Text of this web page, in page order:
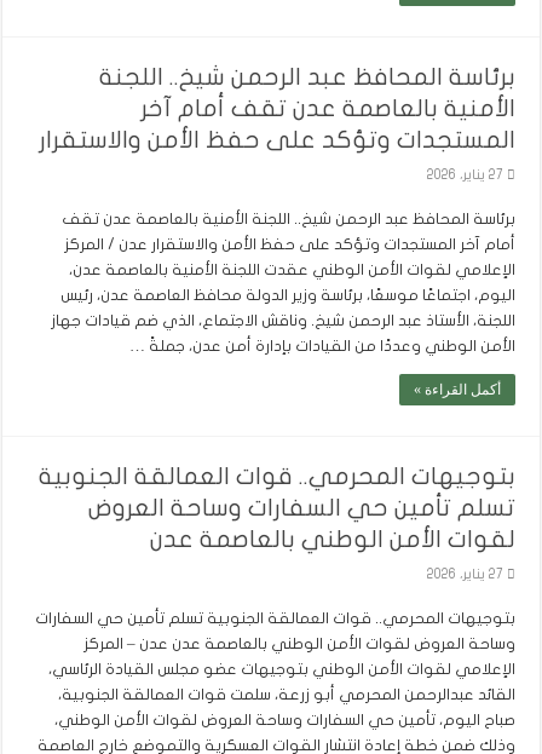
برئاسة المحافظ عبد الرحمن شيخ.. اللجنة
الأمنية بالعاصمة عدن تقف أمام آخر
المستجدات وتؤكد على حفظ الأمن والاستقرار
27 يناير، 2026
برئاسة المحافظ عبد الرحمن شيخ.. اللجنة الأمنية بالعاصمة عدن تقف
أمام آخر المستجدات وتؤكد على حفظ الأمن والاستقرار عدن / المركز
الإعلامي لقوات الأمن الوطني عقدت اللجنة الأمنية بالعاصمة عدن،
اليوم، اجتماعًا موسعًا، برئاسة وزير الدولة محافظ العاصمة عدن، رئيس
اللجنة، الأستاذ عبد الرحمن شيخ. وناقش الاجتماع، الذي ضم قيادات جهاز
الأمن الوطني وعددًا من القيادات بإدارة أمن عدن، جملةً …
أكمل القراءة »
بتوجيهات المحرمي.. قوات العمالقة الجنوبية
تسلم تأمين حي السفارات وساحة العروض
لقوات الأمن الوطني بالعاصمة عدن
27 يناير، 2026
بتوجيهات المحرمي.. قوات العمالقة الجنوبية تسلم تأمين حي السفارات
وساحة العروض لقوات الأمن الوطني بالعاصمة عدن عدن – المركز
الإعلامي لقوات الأمن الوطني بتوجيهات عضو مجلس القيادة الرئاسي،
القائد عبدالرحمن المحرمي أبو زرعة، سلمت قوات العمالقة الجنوبية،
صباح اليوم، تأمين حي السفارات وساحة العروض لقوات الأمن الوطني،
وذلك ضمن خطة إعادة انتشار القوات العسكرية والتموضع خارج العاصمة